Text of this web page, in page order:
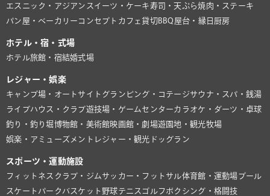
エスニック・アジアン スイーツ・ケーキ寿司・天ぷら焼肉・ステーキ
パン屋・ベーカリー コンセプトカフェ貸切BBQ 屋台・縁日 厨房
ホテル・宿・式場
ホテル旅館・宿結婚式場
レジャー・娯楽
キャンプ場・オートサイト グランピング・コテージサウナ・スパ・銭湯
ライブハウス・クラブ遊技場・ゲームセンターカラオケ・ダーツ・卓球
釣り・釣り堀博物館・美術館映画館・劇場遊園地・観光牧場
娯楽・アミューズメント レジャー・観光 ドッグラン
スポーツ・運動施設
フィットネスクラブ・ジム サッカー・フットサル体育館・運動場プール
スケートパーク バスケット 野球テニス ゴルフ ボクシング・格闘技